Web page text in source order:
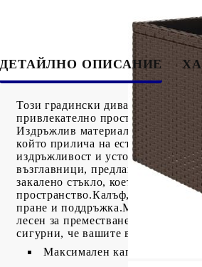
ДЕТАЙЛНО ОПИСАНИЕ
Този градински диван е
привлекателно пространство за
Издръжлив материал: PE ратан,
който прилича на естествен
издръжливост и устойчивост на
възглавници, предлага удобство
закалено стъкло, което улеснява
пространство.Калъф, който може
пране и поддръжка.Модулен
лесен за преместване, така че
сигурни, че вашите външни
Максимален капацитет на